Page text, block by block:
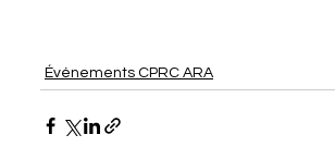
Événements CPRC ARA